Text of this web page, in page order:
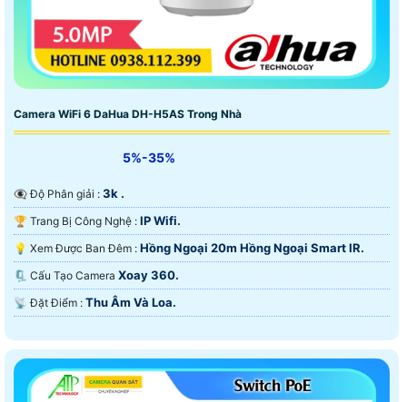
Camera WiFi 6 DaHua DH-H5AS Trong Nhà
5%-35%
👁️‍🗨 Độ Phân giải : 3k .
🏆 Trang Bị Công Nghệ : IP Wifi.
💡 Xem Được Ban Đêm : Hồng Ngoại 20m Hồng Ngoại Smart IR.
🗜️ Cấu Tạo Camera Xoay 360.
️📡 Đặt Điểm : Thu Âm Và Loa.